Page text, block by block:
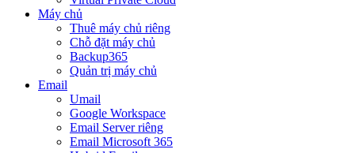
Máy chủ
Thuê máy chủ riêng
Chỗ đặt máy chủ
Backup365
Quản trị máy chủ
Email
Umail
Google Workspace
Email Server riêng
Email Microsoft 365